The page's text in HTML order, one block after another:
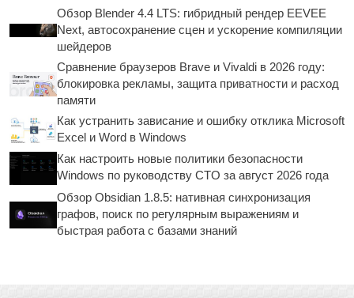
Обзор Blender 4.4 LTS: гибридный рендер EEVEE
Next, автосохранение сцен и ускорение компиляции
шейдеров
Сравнение браузеров Brave и Vivaldi в 2026 году:
блокировка рекламы, защита приватности и расход
памяти
Как устранить зависание и ошибку отклика Microsoft
Excel и Word в Windows
Как настроить новые политики безопасности
Windows по руководству CTO за август 2026 года
Обзор Obsidian 1.8.5: нативная синхронизация
графов, поиск по регулярным выражениям и
быстрая работа с базами знаний